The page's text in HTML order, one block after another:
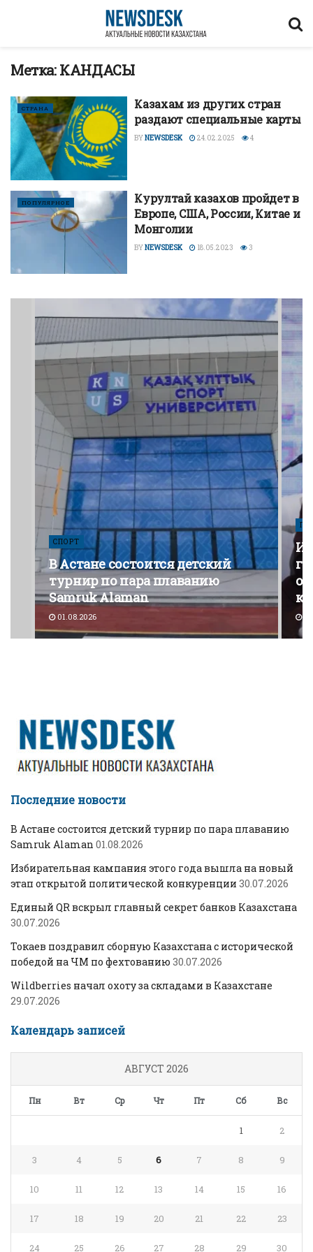
Метка:КАНДАСЫ
СТРАНА
Казахам из других стран
раздают специальные карты
BYNEWSDESK 24.02.2025 4
ПОПУЛЯРНОЕ
Курултай казахов пройдет в
Европе, США, России, Китае и
Монголии
BYNEWSDESK 18.05.2023 3
СПОРТ
В Астане состоится детский
турнир по пара плаванию
Samruk Alaman
01.08.2026
Последние новости
В Астане состоится детский турнир по пара плаванию
Samruk Alaman 01.08.2026
Избирательная кампания этого года вышла на новый
этап открытой политической конкуренции 30.07.2026
Единый QR вскрыл главный секрет банков Казахстана
30.07.2026
Токаев поздравил сборную Казахстана с исторической
победой на ЧМ по фехтованию 30.07.2026
Wildberries начал охоту за складами в Казахстане
29.07.2026
Календарь записей
АВГУСТ 2026
Пн Вт Ср Чт Пт Сб Вс
1 2
3 4 5 6 7 8 9
10 11 12 13 14 15 16
17 18 19 20 21 22 23
24 25 26 27 28 29 30